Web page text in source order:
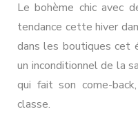
Le bohème chic avec
tendance cette hiver
dans les boutiques cet
un inconditionnel de la
qui fait son come-
classe.